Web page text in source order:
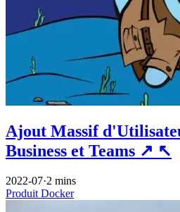
Ajout Massif
Business et Teams ↗ ↖
2022-07·2 mins
Produit Docker